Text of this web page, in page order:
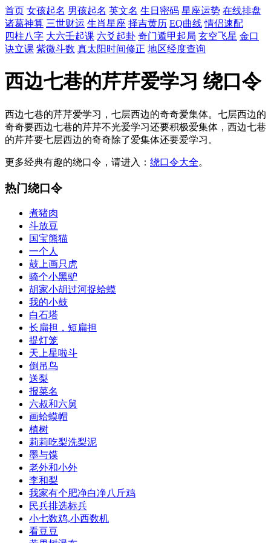
首页 女孩起名 男孩起名 英文名 生日密码 星座运势 在线排盘
诸葛神算 三世财运 生肖星座 择吉黄历 EQ曲线 情侣速配
四柱八字 大六壬起课 六爻起卦 奇门遁甲起局 玄空飞星 金口
诀立课 紫微斗数 真太阳时间修正 地区经度查询
西边七巷的芹芹爱学习 绕口令
西边七巷的芹芹爱学习，七层西边的奇奇爱集体。七层西边的
奇奇要西边七巷的芹芹不光爱学习还要积极爱集体，西边七巷
的芹芹要七层西边的奇奇除了爱集体还要爱学习。
更多经典有趣的绕口令，请进入： 绕口令大全。
热门绕口令
煮猪肉
斗放豆
国宝熊猫
一个人
鼓上画只虎
骑个小黑驴
胡家小胡过河捉蛤蟆
我的小鼓
白石塔
长扁担，短扁担
提灯笼
天上星啦斗
倒吊鸟
送梨
报菜名
六叔和六舅
画蛤蟆帽
植树
莉莉吃梨洗梨泥
墨与馍
老外和小外
李和梨
我家有个肥净白净八斤鸡
民兵排选标兵
小七数鸡,小西数机
看豆豆